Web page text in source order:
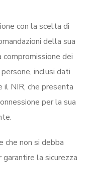
con la scelta di
della sua
dei
inclusi dati
NIR, che presenta
per la sua
che non si debba
la sicurezza